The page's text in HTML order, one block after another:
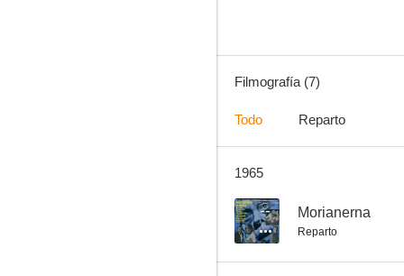
Biljett till paradiset
Filmografía (7)
Todo Reparto
1965
-- Morianerna
Reparto